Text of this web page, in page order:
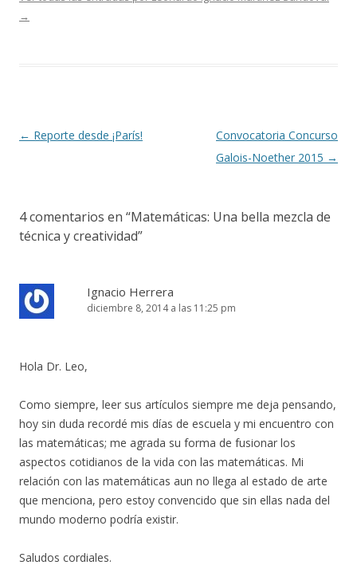
→
Navegación
← Reporte desde ¡París!
Convocatoria Concurso
Galois-Noether 2015 →
4 comentarios en “Matemáticas: Una bella mezcla de
técnica y creatividad”
Ignacio Herrera
diciembre 8, 2014 a las 11:25 pm
Hola Dr. Leo,
Como siempre, leer sus artículos siempre me deja pensando,
hoy sin duda recordé mis días de escuela y mi encuentro con
las matemáticas; me agrada su forma de fusionar los
aspectos cotidianos de la vida con las matemáticas. Mi
relación con las matemáticas aun no llega al estado de arte
que menciona, pero estoy convencido que sin ellas nada del
mundo moderno podría existir.
Saludos cordiales.